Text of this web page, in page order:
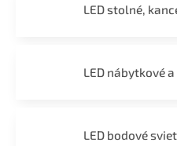
LED stolné,
LED nábytkové
LED bodové